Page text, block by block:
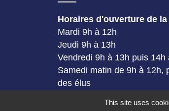
Horaires d'ouverture de
Mardi 9h à 12h
Jeudi 9h à 13h
Vendredi 9h à 13h puis 14h
Samedi matin de 9h à 12h,
des élus
This site uses